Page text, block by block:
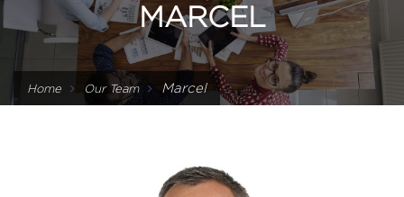
MARCEL
Home Our Team Marcel